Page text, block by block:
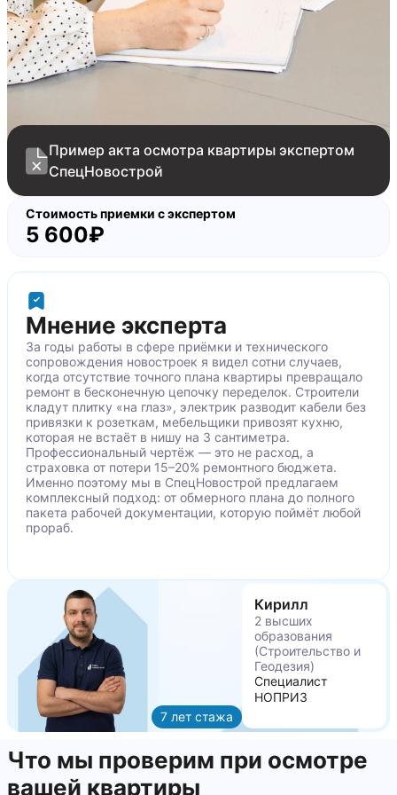
отопительного прибора
Отсутствуют обойные полотна за отопительным
прибором
Основание стен не подготовлено перед
Механические повреждения обойных полотен
Уступы между смежными элементами ламината
Коротко подрезан дверной короб в районе
Коротко подрезан дверной наличник в районе
поверхности ламината
Сколы на дверном наличнике
Царапина на полотне межкомнатной двери
Зазоры между смежными элементами наличника
двери
Зазоры в неподвижных частях дверного короба
в углу
Скол краски на пороге короба входной двери
Коротко подрезаны дверной добор в районе
поверхности ламината
Зазор между смежными элементами добора
входной двери
Порван уплотнитель полотна входной двери с
торца
Требуется регулировка ручки полотна входной
двери
Царапины на поверхности глазка входной двери
Трещины затирки межплиточных швов стен
Неравномерное наполнение затиркой швов
настенной плитки
Неравномерное наполнение затиркой швов
Изменение характера звучания напольной
плитки на пороге двери
Пример акта осмотра квартиры экспертом
СпецНовострой
Стоимость приемки с экспертом
5 600₽
Мнение эксперта
За годы работы в сфере приёмки и технического
сопровождения новостроек я видел сотни случаев,
когда отсутствие точного плана квартиры превращало
ремонт в бесконечную цепочку переделок. Строители
кладут плитку «на глаз», электрик разводит кабели без
привязки к розеткам, мебельщики привозят кухню,
которая не встаёт в нишу на 3 сантиметра.
Профессиональный чертёж — это не расход, а
страховка от потери 15–20% ремонтного бюджета.
Именно поэтому мы в СпецНовострой предлагаем
комплексный подход: от обмерного плана до полного
пакета рабочей документации, которую поймёт любой
прораб.
7 лет стажа
Кирилл
2 высших
образования
(Строительство и
Геодезия)
Специалист
НОПРИЗ
Что мы проверим при осмотре
вашей квартиры